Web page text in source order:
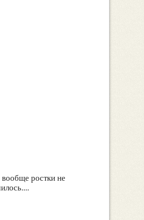
ростки не